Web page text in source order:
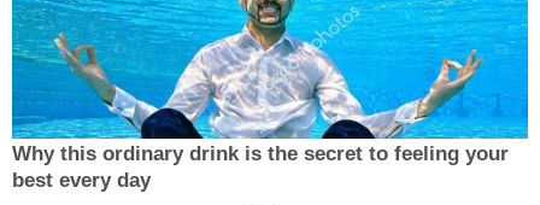
Why this ordinary drink is the secret to feeling your
best every day